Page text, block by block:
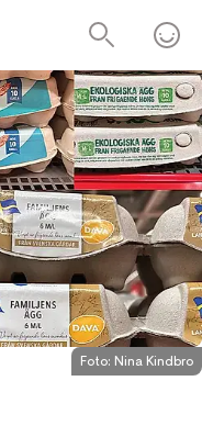
Foto: Nina Kindbro